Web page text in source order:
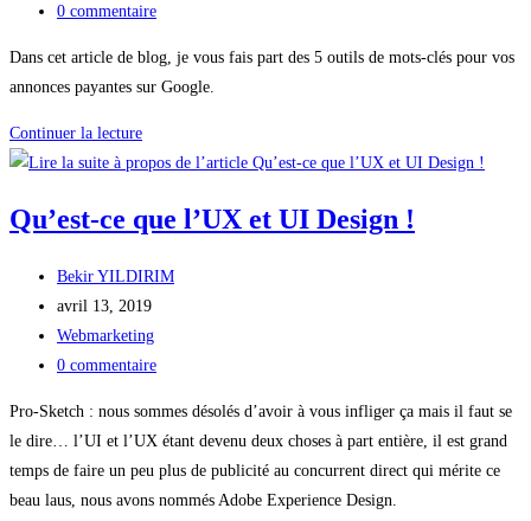
publication :
category:
Commentaires
publication :
0 commentaire
Dans cet article de blog, je vous fais part des 5 outils de mots-clés pour vos
annonces payantes sur Google.
Continuer la lecture5
outils
mots-
pour
vos
annonces
payantes
Qu’est-ce que l’UX et UI Design !
Auteur/autrice
de
la
publication :
Bekir YILDIRIM
Publication
publiée :
avril 13, 2019
Post
category:
Webmarketing
Commentaires
0 commentaire
Pro-Sketch : nous sommes désolés d’avoir à vous infliger ça mais il faut se
le dire… l’UI et l’UX étant devenu deux choses à part entière, il est grand
temps de faire un peu plus de publicité au concurrent direct qui mérite ce
beau laus, nous avons nommés Adobe Experience Design.